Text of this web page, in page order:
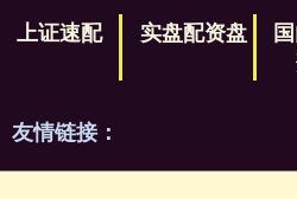
上证速配 实盘配资盘
友情链接：